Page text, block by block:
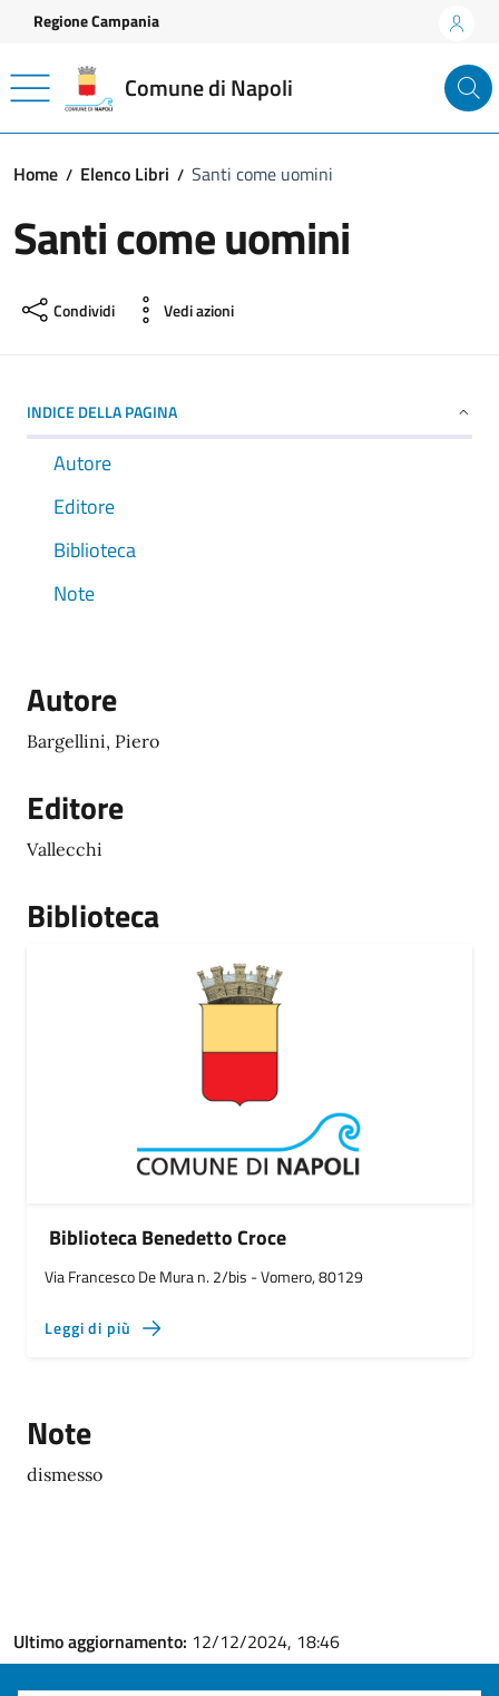
Vai ai contenuti
Vai al footer
Regione Campania
Comune di Napoli
Home Elenco Libri Santi come uomini
Santi come uomini
Condividi Vedi azioni
INDICE DELLA PAGINA
Autore
Editore
Biblioteca
Note
Autore
Bargellini, Piero
Editore
Vallecchi
Biblioteca
Biblioteca Benedetto Croce
Via Francesco De Mura n. 2/bis - Vomero, 80129
Leggi di più
Note
dismesso
Ultimo aggiornamento: 12/12/2024, 18:46